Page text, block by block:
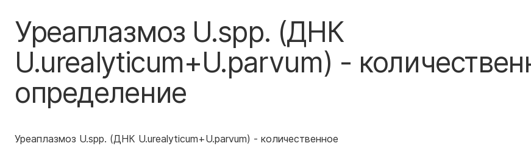
Уреаплазмоз U.spp. (ДНК
U.urealyticum+U.parvum) -
определение
Уреаплазмоз U.spp. (ДНК U.urealyticum+U.parvum) - количественное